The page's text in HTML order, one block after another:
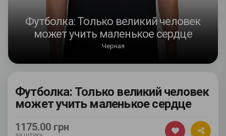
Футболка: Только великий человек
может учить маленькое сердце
Черная
Футболка: Только великий человек
может учить маленькое сердце
1175.00 грн